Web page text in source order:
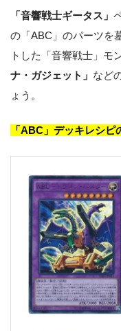
「音響戦士ギータス」
の「ABC」のパーツを
トした「音響戦士」モ
ナ・ガジェット」 など
ょう。
「ABC」デッキレシ